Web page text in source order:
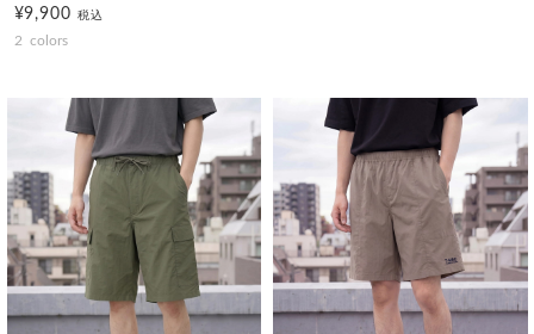
¥9,900税込
2 colors